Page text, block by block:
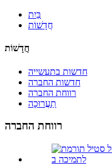
בַּיִת
חֲדָשׁוֹת
חֲדָשׁוֹת
חדשות בתעשייה
חדשות החברה
רווחת החברה
תַעֲרוּכָה
רווחת החברה